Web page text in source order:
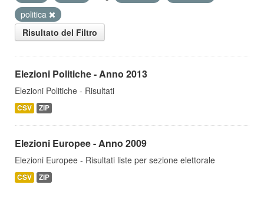
politica
Risultato del Filtro
Elezioni Politiche - Anno 2013
Elezioni Politiche - Risultati
CSV ZIP
Elezioni Europee - Anno 2009
Elezioni Europee - Risultati liste per sezione elettorale
CSV ZIP